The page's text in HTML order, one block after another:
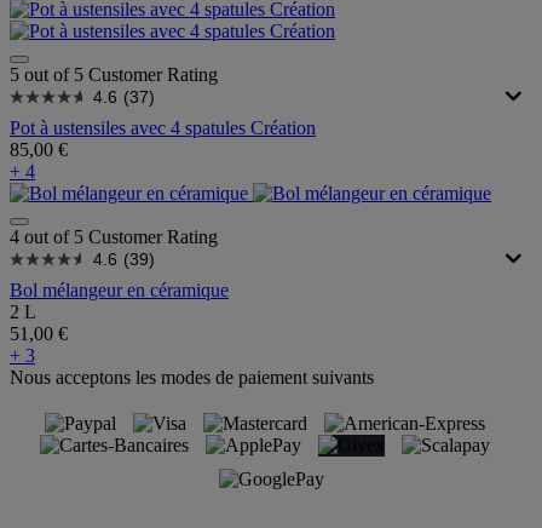
5 out of 5 Customer Rating
4.6 (37)
Pot à ustensiles avec 4 spatules Création
85,00 €
+ 4
4 out of 5 Customer Rating
4.6 (39)
Bol mélangeur en céramique
2 L
51,00 €
+ 3
Nous acceptons les modes de paiement suivants